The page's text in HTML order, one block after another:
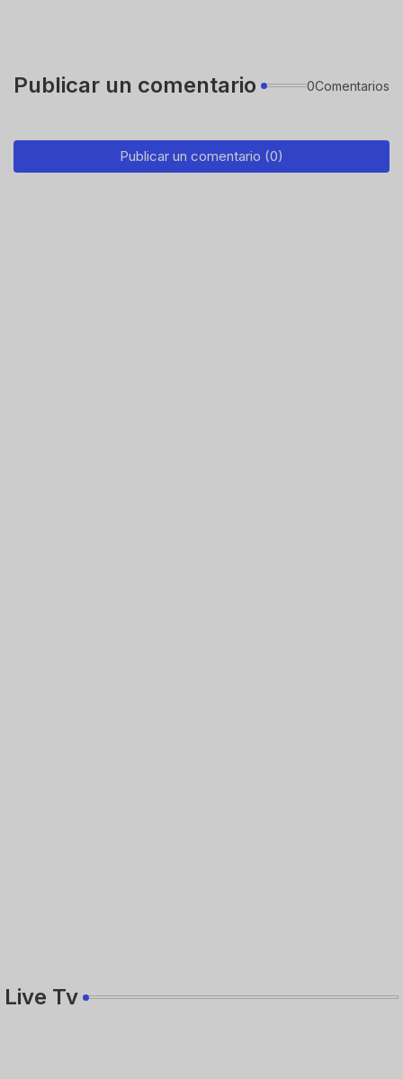
Publicar un comentario 0Comentarios
Publicar un comentario (0)
Live Tv